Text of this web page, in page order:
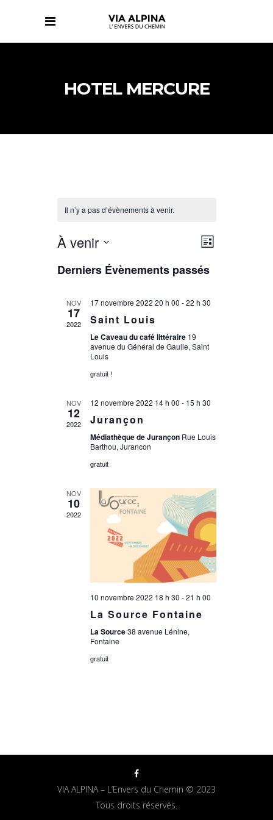
HOTEL MERCURE
Il n’y a pas d’évènements à venir.
PAR
DE
ÉVÈNEMENT
Liste
À venir
une
Derniers Évènements passés
NOV
17
2022
17 novembre 2022 20 h 00 -22 h 30
Saint Louis
Le Caveau du café littéraire 19
avenue du Général de Gaulle, Saint
Louis
gratuit !
NOV
12
2022
12 novembre 2022 14 h 00 - 15 h 30
Jurançon
Médiathèque de Jurançon Rue Louis
Barthou, Jurancon
gratuit
NOV
10
2022
10 novembre 2022 18 h 30 -21 h 00
La Source Fontaine
La Source38 avenue Lénine,
Fontaine
gratuit
VIA ALPINA – L’Envers du Chemin © 2023
Tous droits réservés.